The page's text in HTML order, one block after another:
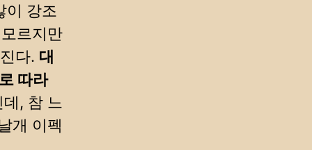
이 강조
르지만
다. 대
따라
, 참 느
개 이펙